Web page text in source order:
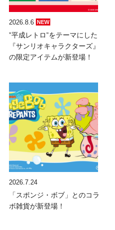
2026.8.6 NEW
”平成レトロ”をテーマにした
『サンリオキャラクターズ』
の限定アイテムが新登場！
2026.7.24
「スポンジ・ボブ」とのコラ
ボ雑貨が新登場！